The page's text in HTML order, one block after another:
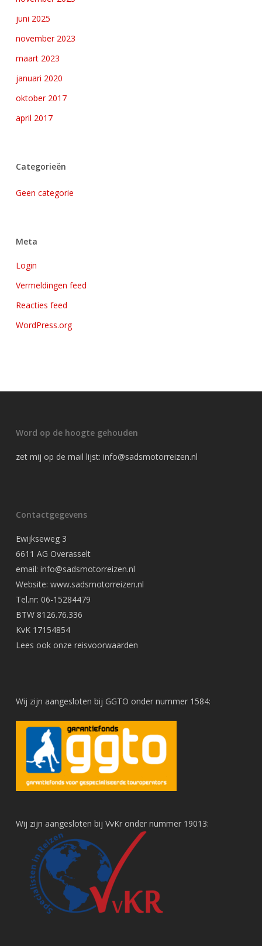
juni 2025
november 2023
maart 2023
januari 2020
oktober 2017
april 2017
Categorieën
Geen categorie
Meta
Login
Vermeldingen feed
Reacties feed
WordPress.org
Word op de hoogte gehouden
zet mij op de mail lijst: info@sadsmotorreizen.nl
Contactgegevens
Ewijkseweg 3
6611 AG Overasselt
email: info@sadsmotorreizen.nl
Website: www.sadsmotorreizen.nl
Tel.nr: 06-15284479
BTW 8126.76.336
KvK 17154854
Lees ook onze reisvoorwaarden
Wij zijn aangesloten bij GGTO onder nummer 1584:
Wij zijn aangesloten bij VvKr onder nummer 19013: